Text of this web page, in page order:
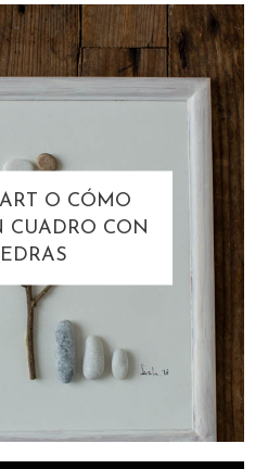
O CÓMO
CUADRO CON